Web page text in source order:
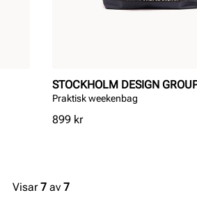
STOCKHOLM DESIGN
Praktisk weekenbag
Pris
899 kr
Visar7 av 7